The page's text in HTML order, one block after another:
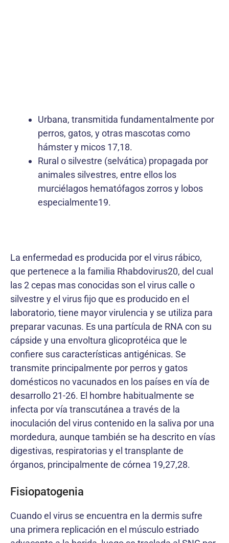
Urbana, transmitida fundamentalmente por
perros, gatos, y otras mascotas como
hámster y micos 17,18.
Rural o silvestre (selvática) propagada por
animales silvestres, entre ellos los
murciélagos hematófagos zorros y lobos
especialmente19.
La enfermedad es producida por el virus rábico,
que pertenece a la familia Rhabdovirus20, del cual
las 2 cepas mas conocidas son el virus calle o
silvestre y el virus fijo que es producido en el
laboratorio, tiene mayor virulencia y se utiliza para
preparar vacunas. Es una partícula de RNA con su
cápside y una envoltura glicoprotéica que le
confiere sus características antigénicas. Se
transmite principalmente por perros y gatos
domésticos no vacunados en los países en vía de
desarrollo 21-26. El hombre habitualmente se
infecta por vía transcutánea a través de la
inoculación del virus contenido en la saliva por una
mordedura, aunque también se ha descrito en vías
digestivas, respiratorias y el transplante de
órganos, principalmente de córnea 19,27,28.
Fisiopatogenia
Cuando el virus se encuentra en la dermis sufre
una primera replicación en el músculo estriado